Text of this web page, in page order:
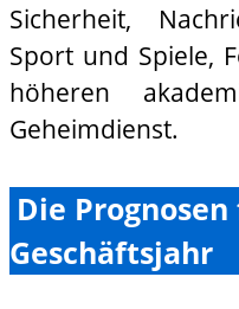
Sicherheit,
Sport und Spiele,
höheren
Geheimdienst.
Die
Geschäftsjahr